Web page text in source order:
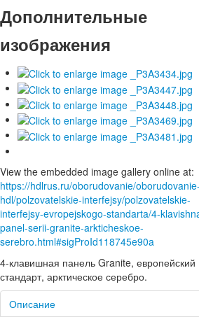
Дополнительные
изображения
View the embedded image gallery online at:
https://hdlrus.ru/oborudovanie/oborudovanie-
hdl/polzovatelskie-interfejsy/polzovatelskie-
interfejsy-evropejskogo-standarta/4-
panel-serii-granite-arkticheskoe-
serebro.html#sigProId118745e90a
4-клавишная панель Granite, европейский
стандарт, арктическое серебро.
Описание